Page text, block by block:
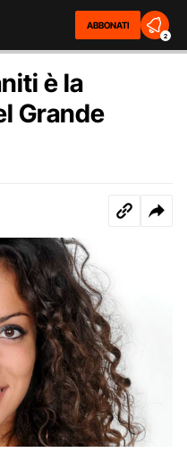
ABBONATI
2
è la
Grande